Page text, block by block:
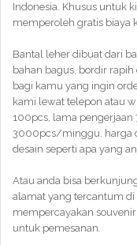
Indonesia. Khusus untuk
memperoleh gratis biaya
Bantal leher dibuat dari
bahan bagus, bordir
bagi kamu yang ingin
kami lewat telepon atau
100pcs, lama pengerjaan
3000pcs/minggu. harga
desain seperti apa yang
Atau anda bisa
alamat yang tercantum di
mempercayakan
untuk pemesanan.